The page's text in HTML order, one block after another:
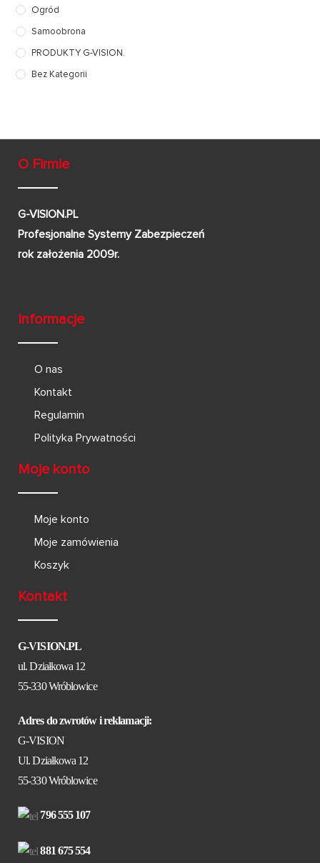
Ogród
Samoobrona
PRODUKTY G-VISION.
Bez Kategorii
O Firmie
G-VISION.PL
Profesjonalne Systemy Zabezpieczeń
rok założenia 2009r.
Informacje
O nas
Kontakt
Regulamin
Polityka Prywatności
Moje konto
Moje konto
Moje zamówienia
Koszyk
Kontakt
G-VISION.PL
ul. Działkowa 12
55-330 Wróblowice
Adres do zwrotów i reklamacji:
G-VISION
Ul. Działkowa 12
55-330 Wróblowice
796 555 107
881 675 554